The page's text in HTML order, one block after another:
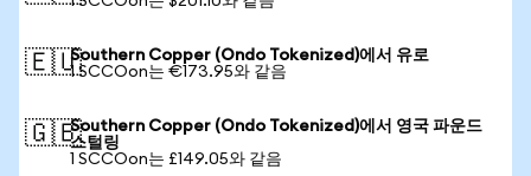
🇪🇺Southern Copper (Ondo Tokenized)에서 유로
1 SCCOon는 €173.95와 같음
🇬🇧Southern Copper (Ondo Tokenized)에서 영국 파운드
스털링
1 SCCOon는 £149.05와 같음